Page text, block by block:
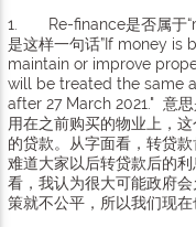
1. Re-finance是否属于
是这样一句话”If money is
maintain or improve
will be treated the same
after 27 March 2021." 意
用在之前购买的物业上，
的贷款。从字面看，转贷
难道大家以后转贷款后的
看，我认为很大可能政府
策就不公平，所以我们现在